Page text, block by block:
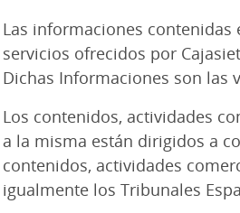
Las informaciones
servicios ofrecidos por
Dichas Informaciones son las
Los contenidos, actividades
a la misma están dirigidos a
contenidos, actividades
igualmente los Tribunales